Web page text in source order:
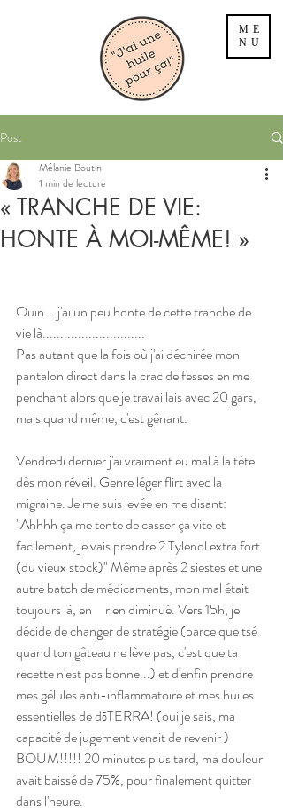
ME
NU
Post
« TRANCHE DE VIE:
HONTE À MOI-MÊME! »
Mélanie Boutin
1 min de lecture
Ouin... j'ai un peu honte de cette tranche de
vie là.............................
Pas autant que la fois où j'ai déchirée mon
pantalon direct dans la crac de fesses en me
penchant alors que je travaillais avec 20 gars,
mais quand même, c'est gênant.
Vendredi dernier j'ai vraiment eu mal à la tête
dès mon réveil. Genre léger flirt avec la
migraine. Je me suis levée en me disant:
"Ahhhh ça me tente de casser ça vite et
facilement, je vais prendre 2 Tylenol extra fort
(du vieux stock)" Même après 2 siestes et une
autre batch de médicaments, mon mal était
toujours là, en     rien diminué. Vers 15h, je
décide de changer de stratégie (parce que tsé
quand ton gâteau ne lève pas, c'est que ta
recette n'est pas bonne...) et d'enfin prendre
mes gélules anti-inflammatoire et mes huiles
essentielles de dōTERRA! (oui je sais, ma
capacité de jugement venait de revenir )
BOUM!!!!! 20 minutes plus tard, ma douleur
avait baissé de 75%, pour finalement quitter
dans l'heure.